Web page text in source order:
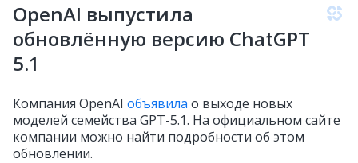
OpenAI выпустила
обновлённую версию ChatGPT
5.1
Компания OpenAI объявила о выходе новых
моделей семейства GPT-5.1. На официальном сайте
компании можно найти подробности об этом
обновлении.